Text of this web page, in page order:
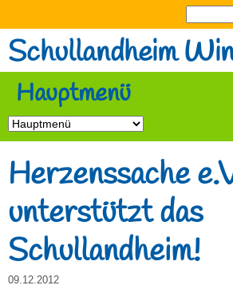
zum
Inhalt
Suchformular
Schullandheim
Hauptmenü
Herzenssache
unterstützt das
Schullandheim!
09.12.2012